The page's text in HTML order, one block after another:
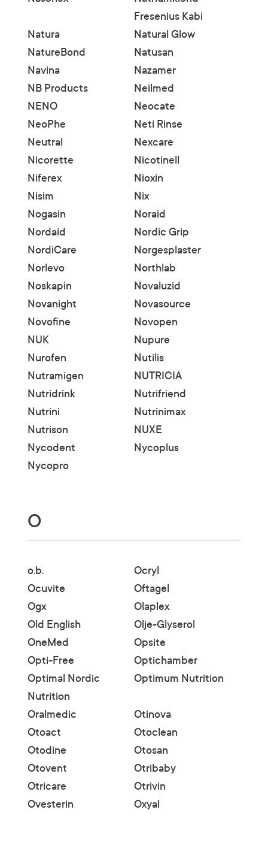
Fresenius Kabi
Natura
Natural Glow
NatureBond
Natusan
Navina
Nazamer
NB Products
Neilmed
NENO
Neocate
NeoPhe
Neti Rinse
Neutral
Nexcare
Nicorette
Nicotinell
Niferex
Nioxin
Nisim
Nix
Nogasin
Noraid
Nordaid
Nordic Grip
NordiCare
Norgesplaster
Norlevo
Northlab
Noskapin
Novaluzid
Novanight
Novasource
Novofine
Novopen
NUK
Nupure
Nurofen
Nutilis
Nutramigen
NUTRICIA
Nutridrink
Nutrifriend
Nutrini
Nutrinimax
Nutrison
NUXE
Nycodent
Nycoplus
Nycopro
O
o.b.
Ocryl
Ocuvite
Oftagel
Ogx
Olaplex
Old English
Olje-Glyserol
OneMed
Opsite
Opti-Free
Optichamber
Optimal Nordic
Nutrition
Optimum Nutrition
Oralmedic
Otinova
Otoact
Otoclean
Otodine
Otosan
Otovent
Otribaby
Otricare
Otrivin
Ovesterin
Oxyal